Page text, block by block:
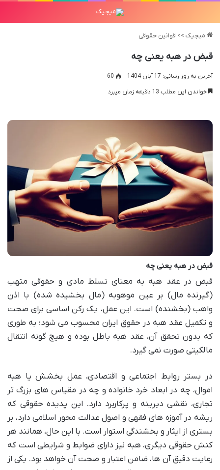
میجیک >> قوانین حقوقی
قبض در هبه یعنی چه
آخرین به روز رسانی: 17 آبان 1404
60
خواندن این مطلب 13 دقیقه زمان میبرد
قبض در هبه یعنی چه
قبض در عقد هبه به معنای تسلط مادی و حقوقی متهب
(گیرنده مال) بر عین موهوبه (مال بخشیده شده) با اذن
واهب (بخشنده) است. این عمل، یک رکن اساسی برای صحت
و تکمیل عقد هبه در حقوق ایران محسوب می شود؛ به طوری
که بدون تحقق آن، عقد هبه باطل بوده و هیچ گونه انتقال
مالکیتی صورت نمی گیرد.
در بستر روابط اجتماعی و اقتصادی، عمل بخشش یا هبه
اموال، چه در ابعاد خرد خانواده و چه در مقیاس های بزرگ تر
تجاری، نقشی دیرینه و پرکاربرد دارد. این پدیده حقوقی که
ریشه در آموزه های فقهی و اصول عدالت محور اسلامی دارد، بر
بستری از ایثار و بخشندگی استوار است. با این حال، همانند هر
کنش حقوقی دیگری، هبه نیز دارای ضوابط و شرایطی است که
رعایت دقیق آن ها، ضامن اعتبار و صحت آن خواهد بود. یکی از